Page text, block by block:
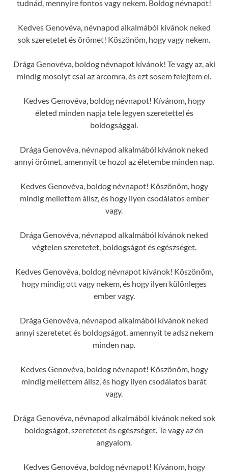
tudnád, mennyire fontos vagy nekem. Boldog névnapot!
Kedves Genovéva, névnapod alkalmából kívánok neked
sok szeretetet és örömet! Köszönöm, hogy vagy nekem.
Drága Genovéva, boldog névnapot kívánok! Te vagy az, aki
mindig mosolyt csal az arcomra, és ezt sosem felejtem el.
Kedves Genovéva, boldog névnapot! Kívánom, hogy
életed minden napja tele legyen szeretettel és
boldogsággal.
Drága Genovéva, névnapod alkalmából kívánok neked
annyi örömet, amennyit te hozol az életembe minden nap.
Kedves Genovéva, boldog névnapot! Köszönöm, hogy
mindig mellettem állsz, és hogy ilyen csodálatos ember
vagy.
Drága Genovéva, névnapod alkalmából kívánok neked
végtelen szeretetet, boldogságot és egészséget.
Kedves Genovéva, boldog névnapot kívánok! Köszönöm,
hogy mindig ott vagy nekem, és hogy ilyen különleges
ember vagy.
Drága Genovéva, névnapod alkalmából kívánok neked
annyi szeretetet és boldogságot, amennyit te adsz nekem
minden nap.
Kedves Genovéva, boldog névnapot! Köszönöm, hogy
mindig mellettem állsz, és hogy ilyen csodálatos barát
vagy.
Drága Genovéva, névnapod alkalmából kívánok neked sok
boldogságot, szeretetet és egészséget. Te vagy az én
angyalom.
Kedves Genovéva, boldog névnapot! Kívánom, hogy